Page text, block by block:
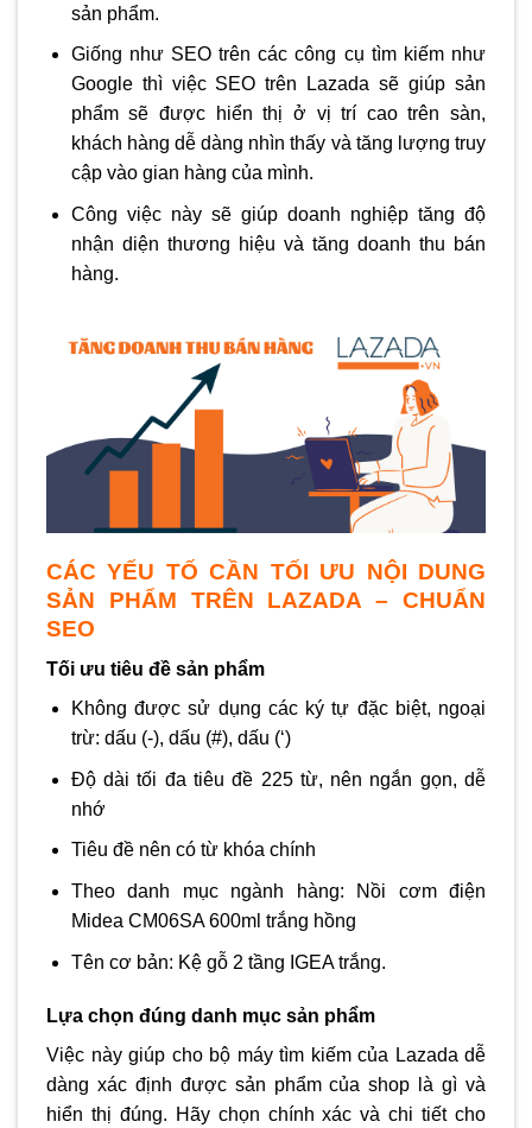
sản phẩm.
Giống như SEO trên các công cụ tìm kiếm như
Google thì việc SEO trên Lazada sẽ giúp sản
phẩm sẽ được hiển thị ở vị trí cao trên sàn,
khách hàng dễ dàng nhìn thấy và tăng lượng truy
cập vào gian hàng của mình.
Công việc này sẽ giúp doanh nghiệp tăng độ
nhận diện thương hiệu và tăng doanh thu bán
hàng.
CÁC YẾU TỐ CẦN TỐI ƯU NỘI DUNG
SẢN PHẨM TRÊN LAZADA – CHUẨN
SEO
Tối ưu tiêu đề sản phẩm
Không được sử dụng các ký tự đặc biệt, ngoại
trừ: dấu (-), dấu (#), dấu (‘)
Độ dài tối đa tiêu đề 225 từ, nên ngắn gọn, dễ
nhớ
Tiêu đề nên có từ khóa chính
Theo danh mục ngành hàng: Nồi cơm điện
Midea CM06SA 600ml trắng hồng
Tên cơ bản: Kệ gỗ 2 tầng IGEA trắng.
Lựa chọn đúng danh mục sản phẩm
Việc này giúp cho bộ máy tìm kiếm của Lazada dễ
dàng xác định được sản phẩm của shop là gì và
hiển thị đúng. Hãy chọn chính xác và chi tiết cho